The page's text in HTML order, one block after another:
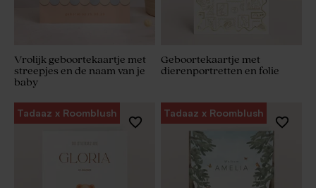
Vrolijk geboortekaartje met
streepjes en de naam van je
baby
Geboortekaartje met
dierenportretten en folie
Tadaaz x Roomblush Tadaaz x Roomblush